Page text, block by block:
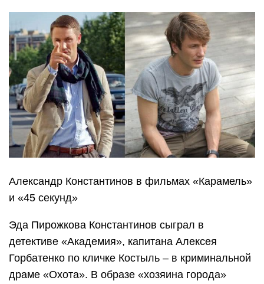
Александр Константинов в фильмах «Карамель»
и «45 секунд»
Эда Пирожкова Константинов сыграл в
детективе «Академия», капитана Алексея
Горбатенко по кличке Костыль – в криминальной
драме «Охота». В образе «хозяина города»